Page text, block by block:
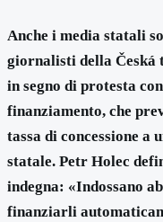
Anche i media statali
giornalisti della Česká
in segno di protesta
finanziamento, che
tassa di concessione a
statale. Petr Holec
indegna: «Indossano
finanziarli